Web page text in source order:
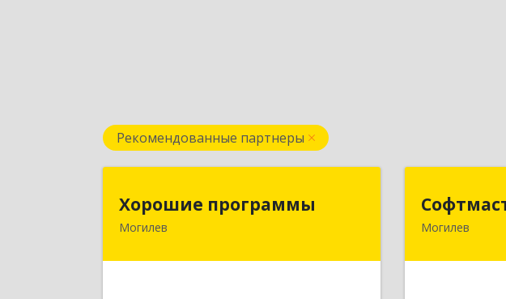
Рекомендованные партнеры
Хорошие программы
МогилевРеспублика Беларусь, 212030, г.
Могилев